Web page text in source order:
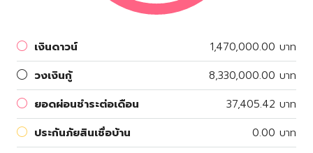
เงินดาวน์
1,470,000.00 บาท
วงเงินกู้
8,330,000.00 บาท
ยอดผ่อนชำระต่อเดือน
37,405.42 บาท
ประกันภัยสินเชื่อบ้าน
0.00 บาท